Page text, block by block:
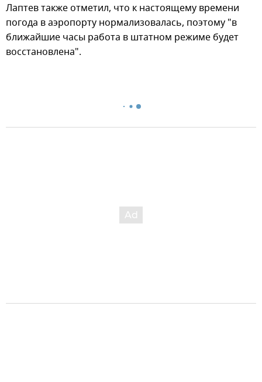
Лаптев также отметил, что к настоящему времени
погода в аэропорту нормализовалась, поэтому "в
ближайшие часы работа в штатном режиме будет
восстановлена".